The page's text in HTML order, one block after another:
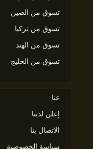
تسوق من الصين
تسوق من تركيا
تسوق من الهند
تسوق من الخليج
عنا
إعلن لدينا
الاتصال بنا
سياسة الخصوصية